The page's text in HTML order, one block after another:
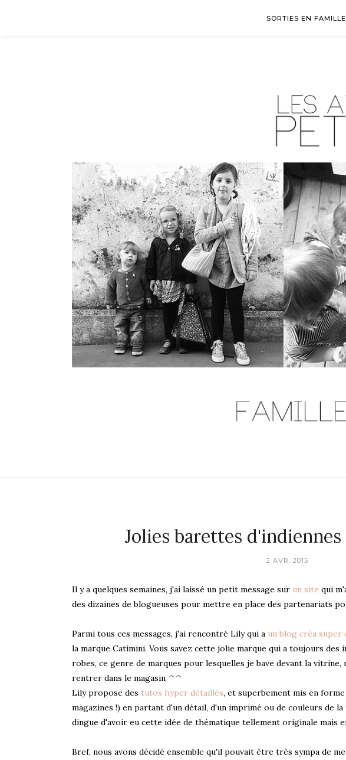
SORTIES EN FAMILLE
Jolies barettes
2 AVR. 2015
Il y a quelques semaines, j'ai laissé un petit message sur un site qui
des dizaines de blogueuses pour mettre en place des partenariats
Parmi tous ces messages, j'ai rencontré Lily qui a un blog créa super
la marque Catimini. Vous savez cette jolie marque qui a toujours des
robes, ce genre de marques pour lesquelles je bave devant la vitrine,
rentrer dans le magasin ^^
Lily propose des tutos hyper détaillés, et superbement mis en
magazines !) en partant d'un détail, d'un imprimé ou de couleurs de
dingue d'avoir eu cette idée de thématique tellement originale mais
Bref, nous avons décidé ensemble qu'il pouvait être très sympa de